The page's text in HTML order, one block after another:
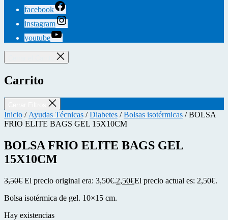
facebook
instagram
youtube
Carrito
Inicio / Ayudas Técnicas /Diabetes /Bolsas isotérmicas / BOLSA
FRIO ELITE BAGS GEL 15X10CM
BOLSA FRIO ELITE BAGS GEL
15X10CM
3,50€ El precio original era: 3,50€.2,50€El precio actual es: 2,50€.
Bolsa isotérmica de gel. 10×15 cm.
Hay existencias